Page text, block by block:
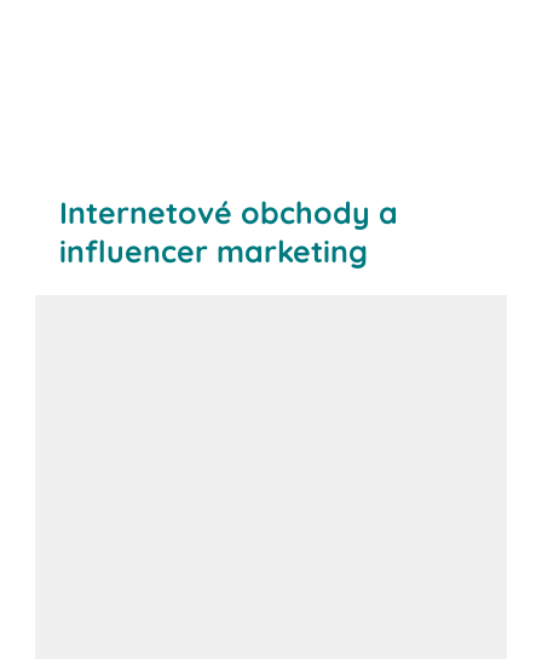
Internetové obchody a
influencer marketing